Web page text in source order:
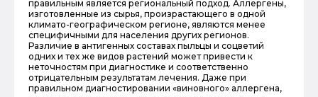
правильным является региональный подход. Аллергены,
изготовленные из сырья, произрастающего в одной
климато-географическом регионе, являются менее
специфичными для населения других регионов.
Различие в антигенных составах пыльцы и соцветий
одних и тех же видов растений может привести к
неточностям при диагностике и соответственно
отрицательным результатам лечения. Даже при
правильном диагностировании «виновного» аллергена,